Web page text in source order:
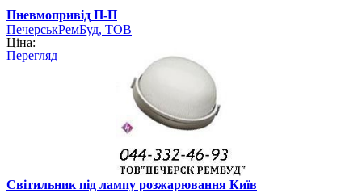
Пневмопривід П-П
ПечерськРемБуд, ТОВ
Ціна:
Перегляд
Світильник під лампу розжарювання Київ